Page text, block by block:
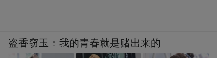
盗香窃玉：我的青春就是赌出来的